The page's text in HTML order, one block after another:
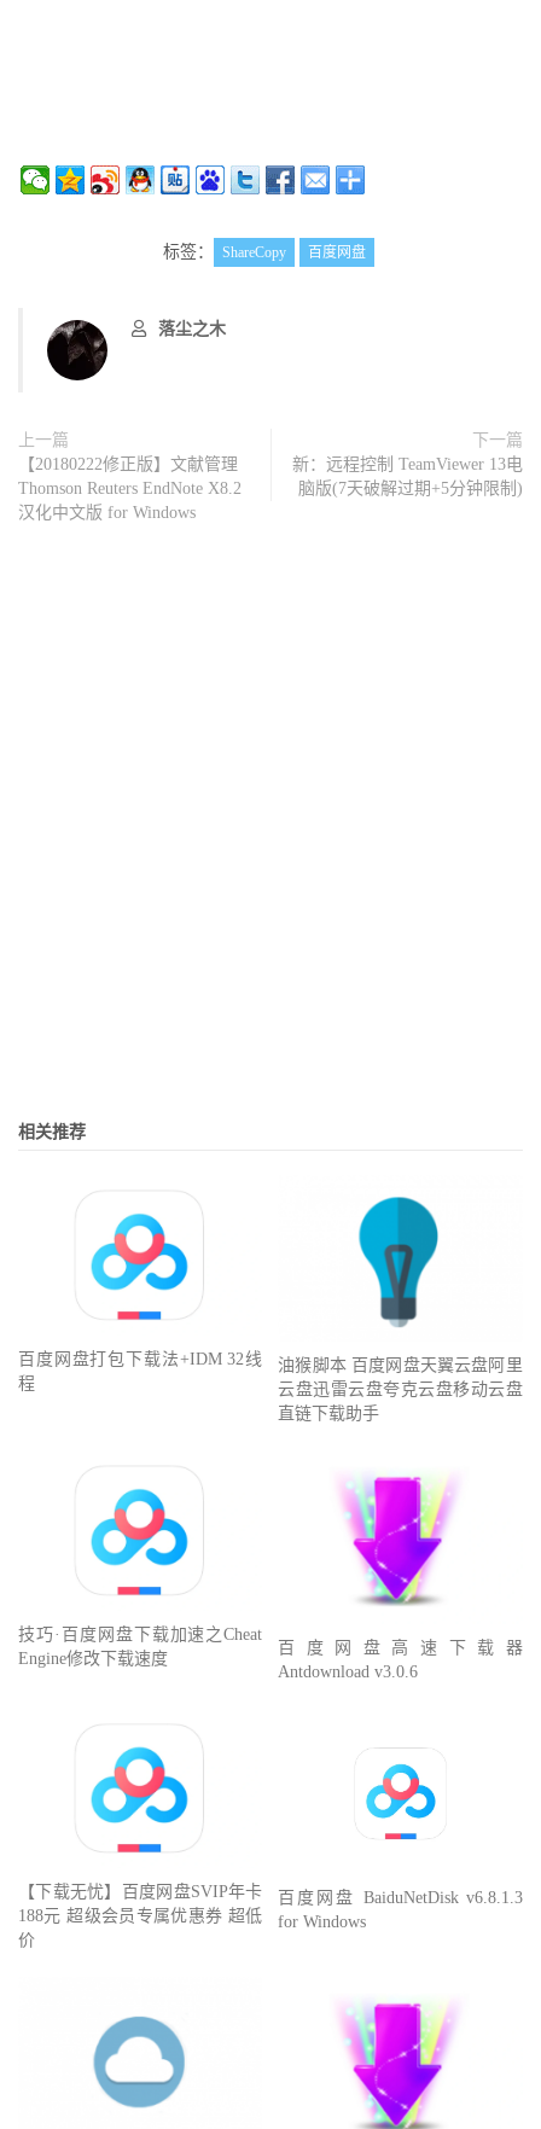
标签： ShareCopy 百度网盘
落尘之木
上一篇
【20180222修正版】文献管理
Thomson Reuters EndNote X8.2
汉化中文版 for Windows
下一篇
新：远程控制 TeamViewer 13电
脑版(7天破解过期+5分钟限制)
相关推荐
百度网盘打包下载法+IDM 32线
程
油猴脚本 百度网盘天翼云盘阿里
云盘迅雷云盘夸克云盘移动云盘
直链下载助手
技巧·百度网盘下载加速之Cheat
Engine修改下载速度
百度网盘高速下载器
Antdownload v3.0.6
【下载无忧】百度网盘SVIP年卡
188元 超级会员专属优惠券 超低
价
百度网盘 BaiduNetDisk v6.8.1.3
for Windows